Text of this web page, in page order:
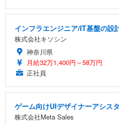
インフラエンジニア/IT基盤の設
株式会社キソシン
神奈川県
月給32万1,400円～58万円
正社員
ゲーム向けUIデザイナーアシス
株式会社Meta Sales